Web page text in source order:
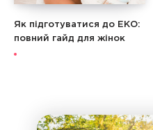
Як підготуватися до ЕКО:
повний гайд для жінок